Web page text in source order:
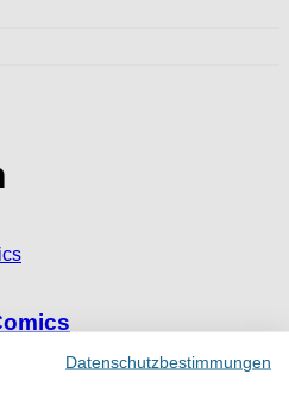
Datenschutzbestimmungen